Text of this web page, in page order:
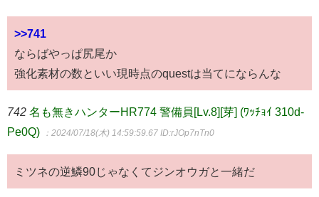
>>741
ならばやっぱ尻尾か
強化素材の数といい現時点のquestは当てにならんな
742 名も無きハンターHR774 警備員[Lv.8][芽] (ﾜｯﾁｮｲ 310d-
Pe0Q)
：2024/07/18(木) 14:59:59.67 ID:rJOp7nTn0
ミツネの逆鱗90じゃなくてジンオウガと一緒だ